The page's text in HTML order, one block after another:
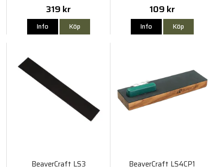
319 kr
Info Köp
109 kr
Info Köp
BeaverCraft LS3 BeaverCraft LS4CP1